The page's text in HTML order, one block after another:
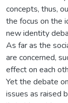
concepts, thus,
the focus on the
new identity
As far as the
are concerned,
effect on each
Yet the debate
issues as raised